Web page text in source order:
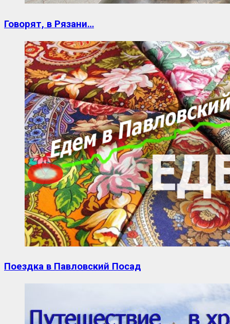
Говорят, в Рязани…
Поездка в Павловский Посад